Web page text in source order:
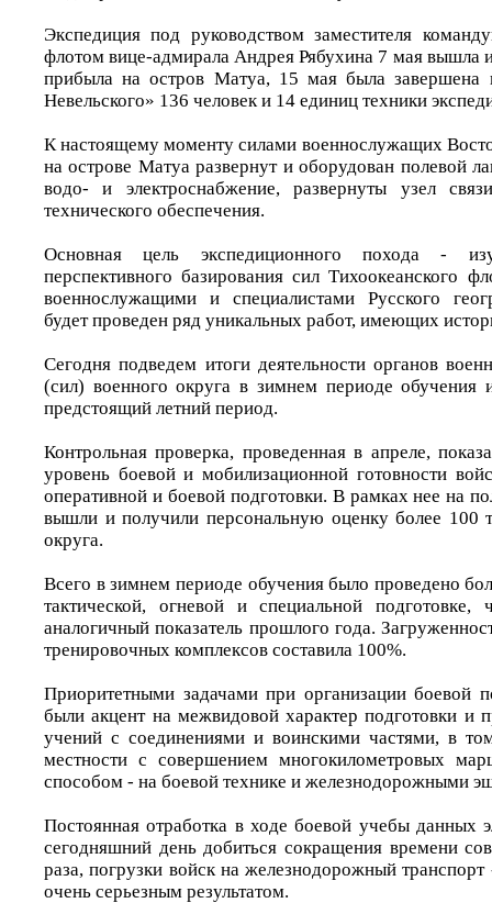
Экспедиция под руководством заместителя
флотом вице-адмирала Андрея Рябухина 7 мая вышла
прибыла на остров Матуа, 15 мая была завершена
Невельского» 136 человек и 14 единиц техники
К настоящему моменту силами военнослужащих
на острове Матуа развернут и оборудован полевой
водо- и электроснабжение, развернуты узел
технического обеспечения.
Основная цель экспедиционного похода -
перспективного базирования сил Тихоокеанского
военнослужащими и специалистами Русского
будет проведен ряд уникальных работ, имеющих
Сегодня подведем итоги деятельности органов
(сил) военного округа в зимнем периоде обучения
предстоящий летний период.
Контрольная проверка, проведенная в апреле,
уровень боевой и мобилизационной готовности
оперативной и боевой подготовки. В рамках нее на
вышли и получили персональную оценку более 100
округа.
Всего в зимнем периоде обучения было проведено
тактической, огневой и специальной
аналогичный показатель прошлого года.
тренировочных комплексов составила 100%.
Приоритетными задачами при организации боевой
были акцент на межвидовой характер подготовки и
учений с соединениями и воинскими частями, в
местности с совершением многокилометровых
способом - на боевой технике и железнодорожными
Постоянная отработка в ходе боевой учебы данных
сегодняшний день добиться сокращения времени
раза, погрузки войск на железнодорожный транспорт
очень серьезным результатом.